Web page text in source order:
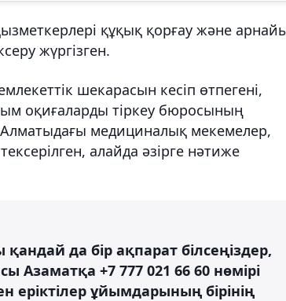
құқық қорғау және
жүргізген.
шекарасын кесіп өтпегені,
оқиғаларды тіркеу бюросының
Алматыдағы медициналық мекемелер,
алайда әзірге нәтиже
да бір ақпарат білсеңіздер,
Азаматқа +7 777 021 66 60 нөмірі
ұйымдарының бірінің